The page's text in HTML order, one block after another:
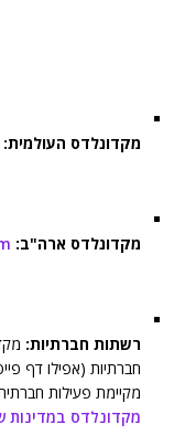
מקדונלדס העולמית:
מקדונלדס ארה"ב:
רשתות חברתיות:
חברתיות (אפילו דף
מקיימת פעילות
מקדונלדס במדינות